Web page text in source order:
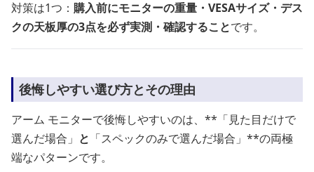
対策は1つ： 購入前にモニターの重量・VESAサイズ・デス
クの天板厚の3点を必ず実測・確認することです。
後悔しやすい選び方とその理由
アーム モニターで後悔しやすいのは、**「見た目だけで
選んだ場合」 と 「スペックのみで選んだ場合」**の両極
端なパターンです。